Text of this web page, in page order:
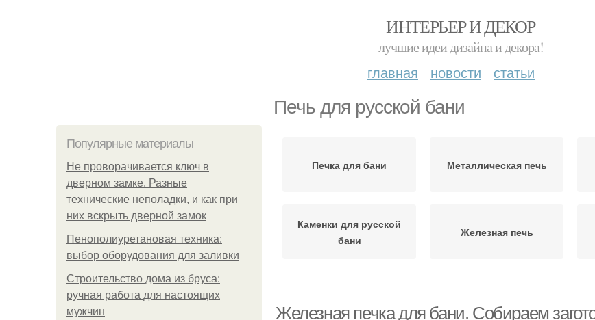
ИНТЕРЬЕР И ДЕКОР
лучшие идеи дизайна и декора!
главная новости статьи
Печь для русской бани
Популярные материалы
Не проворачивается ключ в
дверном замке. Разные
технические неполадки, и как при
них вскрыть дверной замок
Пенополиуретановая техника:
выбор оборудования для заливки
Строительство дома из бруса:
ручная работа для настоящих
мужчин
Печка для бани Металлическая печь
Каменки для русской
бани
Железная печь
Железная печка для бани. Собираем